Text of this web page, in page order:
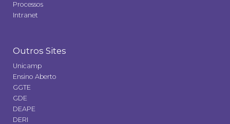
Processos
Intranet
Outros Sites
Unicamp
Ensino Aberto
GGTE
GDE
DEAPE
DERI